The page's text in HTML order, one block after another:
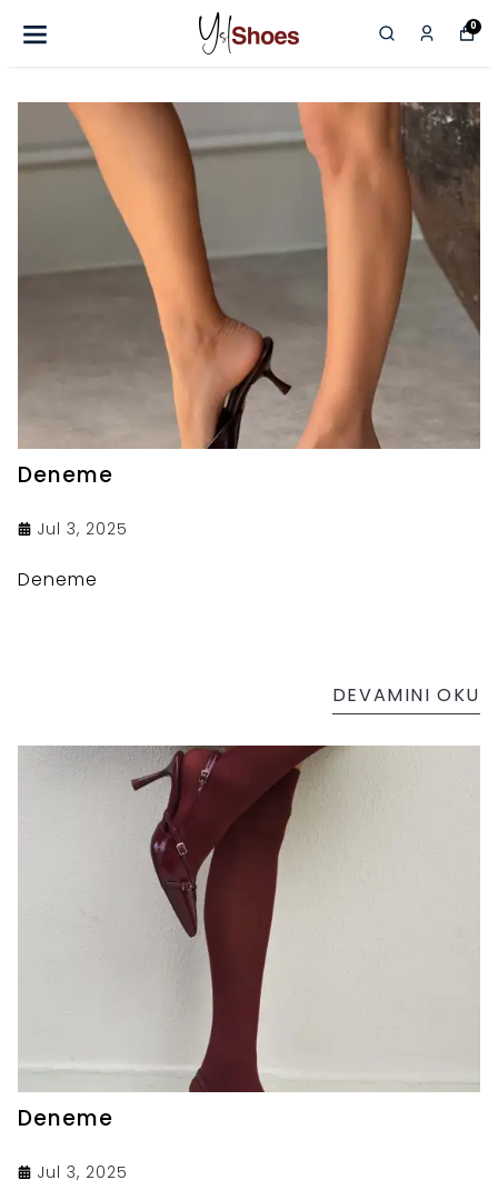
0
Deneme
Jul 3, 2025
Deneme
DEVAMINI OKU
Deneme
Jul 3, 2025